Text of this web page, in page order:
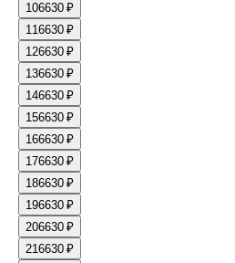
106630 ₽
116630 ₽
126630 ₽
136630 ₽
146630 ₽
156630 ₽
166630 ₽
176630 ₽
186630 ₽
196630 ₽
206630 ₽
216630 ₽